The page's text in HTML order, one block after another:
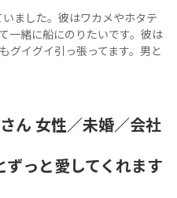
ました。彼はワカメやホタテ
一緒に船にのりたいです。彼は
グイグイ引っ張ってます。男と
ん 女性／未婚／会社
っと愛してくれます